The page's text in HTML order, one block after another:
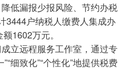
低漏报少报风险、节约办税
3444户纳税人缴费人集成办
1602万元。
远程服务工作室，通过专
细致化”“个性化”地提供税费